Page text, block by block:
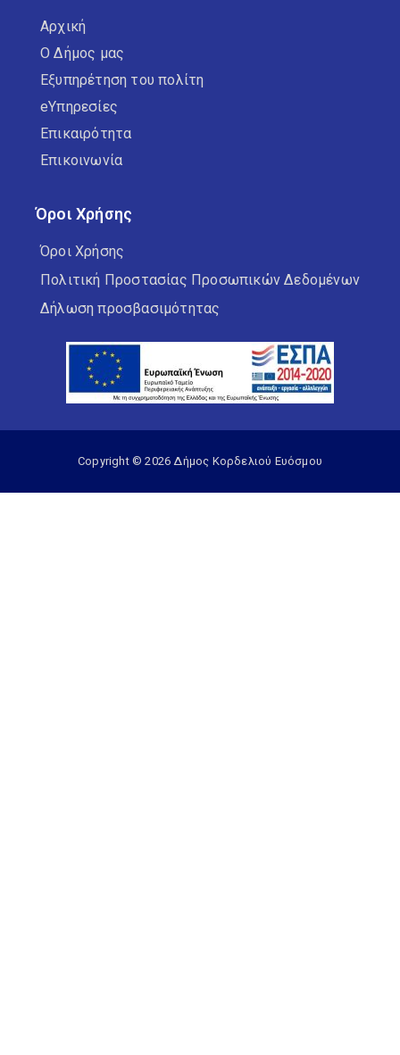
Αρχική
Ο Δήμος μας
Εξυπηρέτηση του πολίτη
eΥπηρεσίες
Επικαιρότητα
Επικοινωνία
Όροι Χρήσης
Όροι Χρήσης
Πολιτική Προστασίας Προσωπικών Δεδομένων
Δήλωση προσβασιμότητας
Copyright © 2026 Δήμος Κορδελιού Ευόσμου